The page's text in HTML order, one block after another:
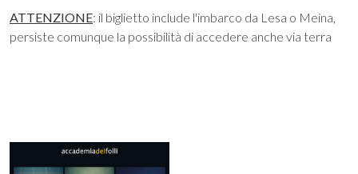
ATTENZIONE: il biglietto include l'imbarco da Lesa o Meina,
persiste comunque la possibilità di accedere anche via terra